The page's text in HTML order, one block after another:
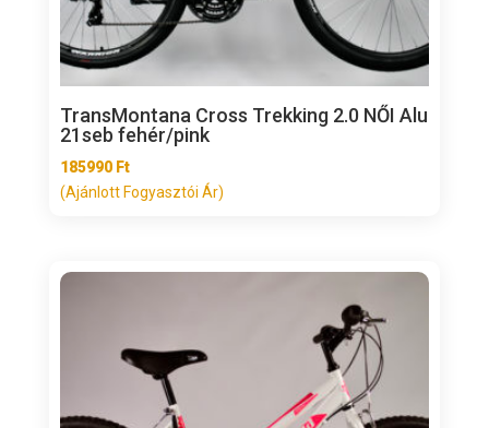
TransMontana Cross Trekking 2.0 NŐI Alu
21seb fehér/pink
185990 Ft
(Ajánlott Fogyasztói Ár)